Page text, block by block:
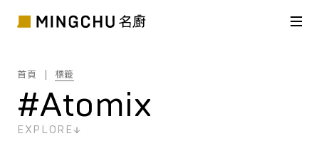
首頁 標籤
#Atomix
EXPLORE